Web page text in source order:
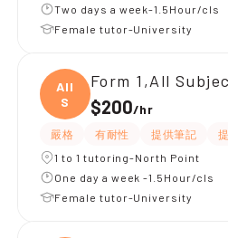
Two days a week-1.5Hour/cls
Female tutor-University
All
S
Form 1,All
$200/hr
嚴格 有耐性 提供筆記
1 to 1 tutoring-North Point
One day a week -1.5Hour/cls
Female tutor-University